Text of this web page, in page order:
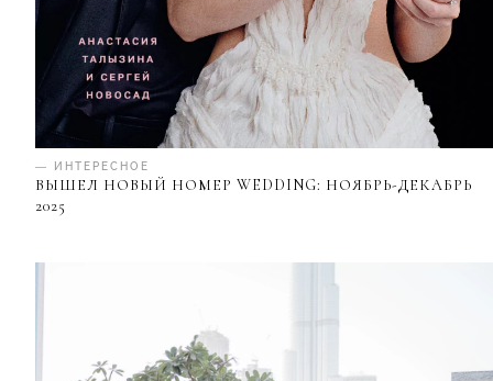
— ИНТЕРЕСНОЕ
ВЫШЕЛ НОВЫЙ НОМЕР WEDDING: НОЯБРЬ-ДЕКАБРЬ
2025